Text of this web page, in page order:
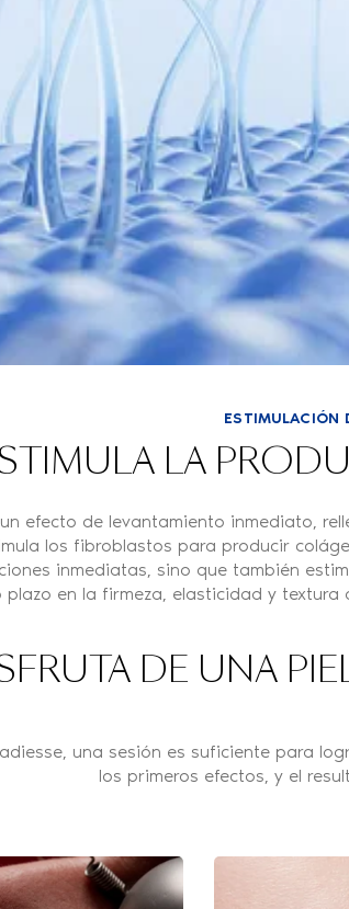
ESTIMULACIÓN
LA
efecto de levantamiento inmediato,
los fibroblastos para producir
inmediatas, sino que también
plazo en la firmeza, elasticidad y
DE UNA
una sesión es suficiente para
los primeros efectos, y el